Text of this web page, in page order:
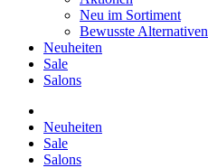
Neu im Sortiment
Bewusste Alternativen
Neuheiten
Sale
Salons
Neuheiten
Sale
Salons